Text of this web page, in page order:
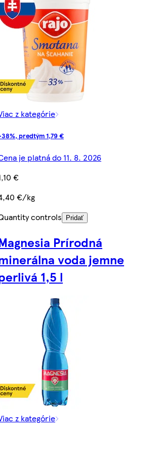
z kategórie
predtým 1,79 €
je platná do 11. 8. 2026
€
€/kg
controls
Pridať
Prírodná
voda jemne
1,5 l
z kategórie